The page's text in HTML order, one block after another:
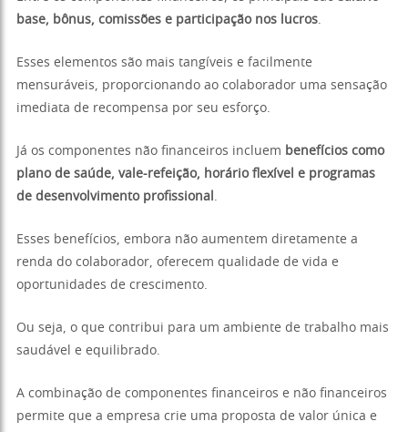
base, bônus, comissões e participação nos lucros.
Esses elementos são mais tangíveis e facilmente
mensuráveis, proporcionando ao colaborador uma sensação
imediata de recompensa por seu esforço.
Já os componentes não financeiros incluem benefícios como
plano de saúde, vale-refeição, horário flexível e programas
de desenvolvimento profissional .
Esses benefícios, embora não aumentem diretamente a
renda do colaborador, oferecem qualidade de vida e
oportunidades de crescimento.
Ou seja, o que contribui para um ambiente de trabalho mais
saudável e equilibrado.
A combinação de componentes financeiros e não financeiros
permite que a empresa crie uma proposta de valor única e